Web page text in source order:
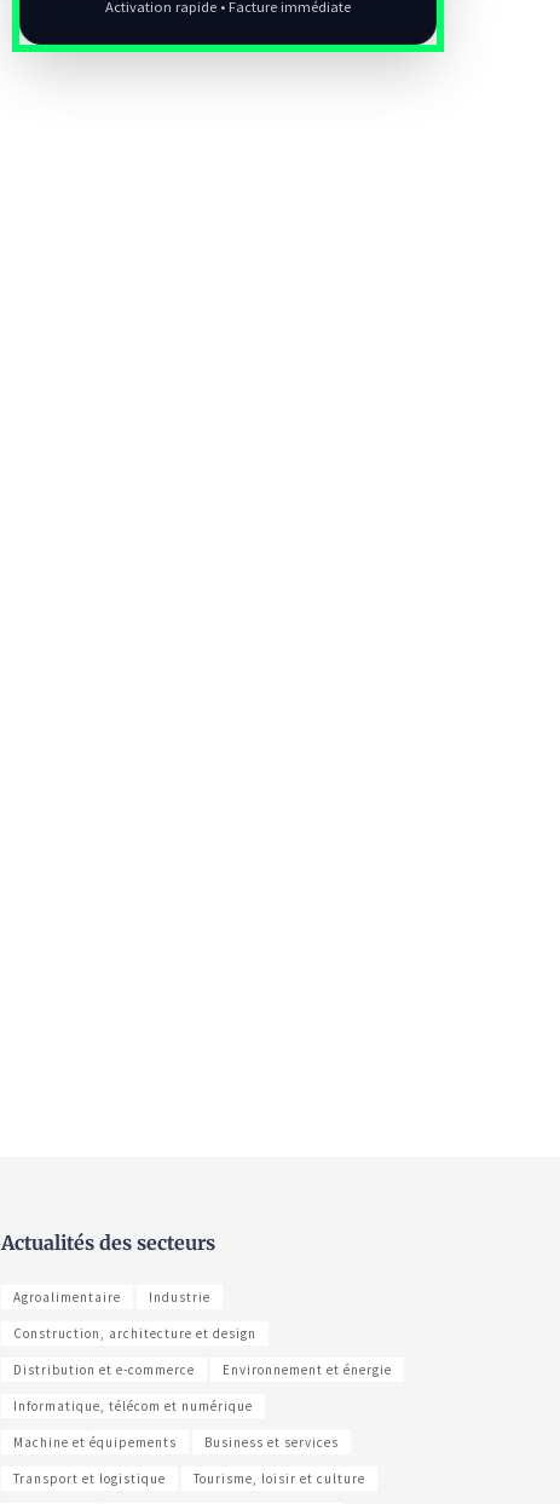
Activation rapide • Facture immédiate
Actualités des secteurs
Agroalimentaire Industrie
Construction, architecture et design
Distribution et e-commerce Environnement et énergie
Informatique, télécom et numérique
Machine et équipements Business et services
Transport et logistique Tourisme, loisir et culture